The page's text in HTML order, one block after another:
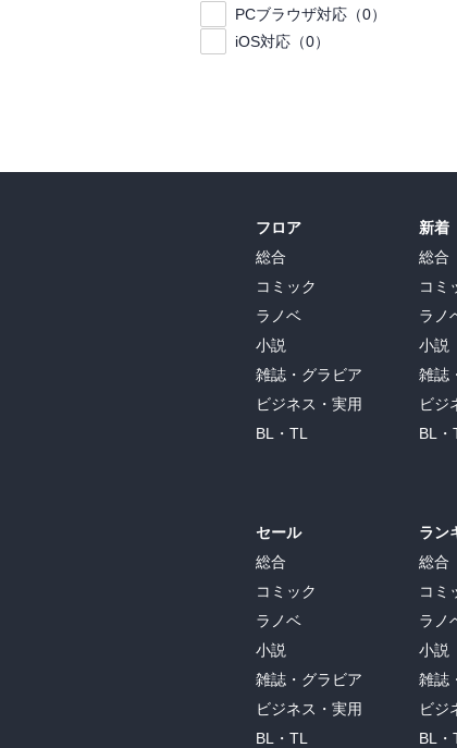
PCブラウザ対応（0）
iOS対応（0）
フロア
総合
コミック
ラノベ
小説
雑誌・グラビア
ビジネス・実用
BL・TL
セール
総合
コミック
ラノベ
小説
雑誌・グラビア
ビジネス・実用
BL・TL
新着
総合
コミ
ラノ
小説
雑誌
ビジ
BL・
ラン
総合
コミ
ラノ
小説
雑誌
ビジ
BL・